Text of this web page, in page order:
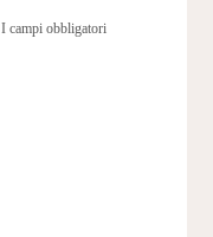
I campi obbligatori